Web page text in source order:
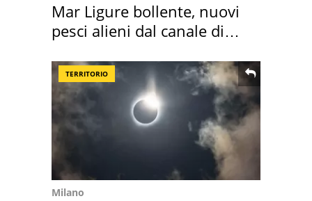
Mar Ligure bollente, nuovi
pesci alieni dal canale di
TERRITORIO
Milano